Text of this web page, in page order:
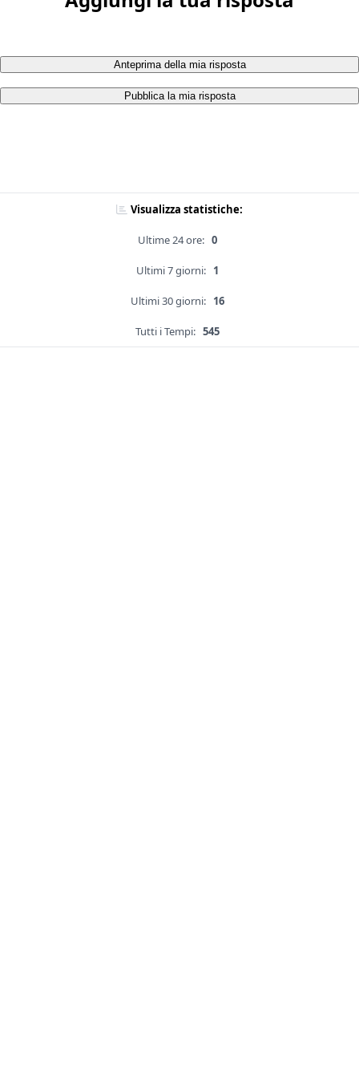
Anteprima della mia risposta
Pubblica la mia risposta
Visualizza statistiche:
Ultime 24 ore: 0
Ultimi 7 giorni: 1
Ultimi 30 giorni: 16
Tutti i Tempi: 545